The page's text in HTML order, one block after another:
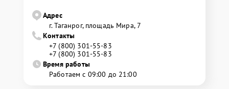
Адрес
г. Таганрог, площадь Мира, 7
Контакты
+7 (800) 301-55-83
+7 (800) 301-55-83
Время работы
Работаем с 09:00 до 21:00